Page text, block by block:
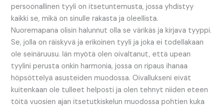
persoonallinen tyyli on itsetuntemusta, jossa yhdistyy
kaikki se, mikä on sinulle rakasta ja oleellista.
Nuoremapana olisin halunnut olla se värikäs ja kirjava tyyppi.
Se, jolla on räiskyvä ja erikoinen tyyli ja joka ei todellakaan
ole seinäruusu. Iän myötä olen oivaltanut, että upean
tyylini perusta onkin harmonia, jossa on ripaus ihanaa
höpsöttelyä asusteiden muodossa. Oivallukseni eivät
kuitenkaan ole tulleet helposti ja olen tehnyt niiden eteen
töitä vuosien ajan itsetutkiskelun muodossa pohtien kuka